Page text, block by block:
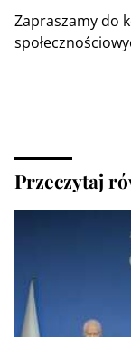
Zapraszamy do
Przeczytaj